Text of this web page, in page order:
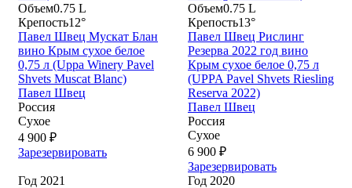
Объем0.75 L
Крепость12°
Павел Швец Мускат Блан
вино Крым сухое белое
0,75 л (Uppa Winery Pavel
Shvets Muscat Blanc)
Павел Швец
Россия
Сухое
4 900 ₽
Зарезервировать
Объем0.75 L
Крепость13°
Павел Швец Рислинг
Резерва 2022 год вино
Крым сухое белое 0,75 л
(UPPA Pavel Shvets Riesling
Reserva 2022)
Павел Швец
Россия
Сухое
6 900 ₽
Зарезервировать
Год 2021 Год 2020